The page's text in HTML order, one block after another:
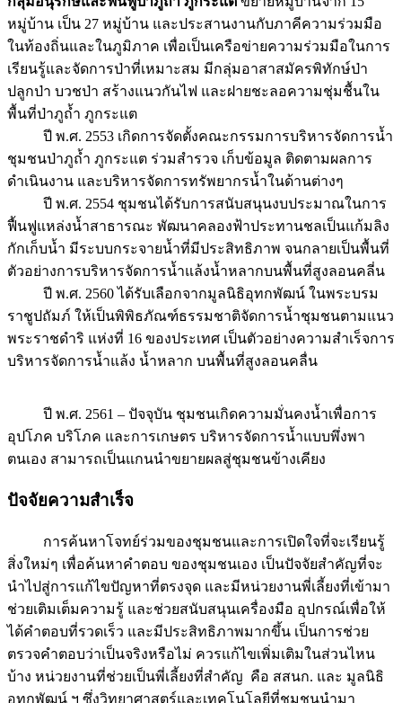
หมู่บ้าน เป็น 27 หมู่บ้าน และประสานงานกับภาคีความร่วมมือ
ในท้องถิ่นและในภูมิภาค เพื่อเป็นเครือข่ายความร่วมมือในการ
เรียนรู้และจัดการป่าที่เหมาะสม มีกลุ่มอาสาสมัครพิทักษ์ป่า
ปลูกป่า บวชป่า สร้างแนวกันไฟ และฝายชะลอความชุ่มชื้นใน
พื้นที่ป่าภูถ้ำ ภูกระแต
ปี พ.ศ. 2553 เกิดการจัดตั้งคณะกรรมการบริหารจัดการน้ำ
ชุมชนป่าภูถ้ำ ภูกระแต ร่วมสำรวจ เก็บข้อมูล ติดตามผลการ
ดำเนินงาน และบริหารจัดการทรัพยากรน้ำในด้านต่างๆ
ปี พ.ศ. 2554 ชุมชนได้รับการสนับสนุนงบประมาณในการ
ฟื้นฟูแหล่งน้ำสาธารณะ พัฒนาคลองฟ้าประทานชลเป็นแก้มลิง
กักเก็บน้ำ มีระบบกระจายน้ำที่มีประสิทธิภาพ จนกลายเป็นพื้นที่
ตัวอย่างการบริหารจัดการน้ำแล้งน้ำหลากบนพื้นที่สูงลอนคลี่น
ปี พ.ศ. 2560 ได้รับเลือกจากมูลนิธิอุทกพัฒน์ ในพระบรม
ราชูปถัมภ์ ให้เป็นพิพิธภัณฑ์ธรรมชาติจัดการน้ำชุมชนตามแนว
พระราชดำริ แห่งที่ 16 ของประเทศ เป็นตัวอย่างความสำเร็จการ
บริหารจัดการน้ำแล้ง น้ำหลาก บนพื้นที่สูงลอนคลื่น
ปี พ.ศ. 2561 – ปัจจุบัน ชุมชนเกิดความมั่นคงน้ำเพื่อการ
อุปโภค บริโภค และการเกษตร บริหารจัดการน้ำแบบพึ่งพา
ตนเอง สามารถเป็นแกนนำขยายผลสู่ชุมชนข้างเคียง
ปัจจัยความสำเร็จ
การค้นหาโจทย์ร่วมของชุมชนและการเปิดใจที่จะเรียนรู้
สิ่งใหม่ๆ เพื่อค้นหาคำตอบ ของชุมชนเอง เป็นปัจจัยสำคัญที่จะ
นำไปสู่การแก้ไขปัญหาที่ตรงจุด และมีหน่วยงานพี่เลี้ยงที่เข้ามา
ช่วยเติมเต็มความรู้ และช่วยสนับสนุนเครื่องมือ อุปกรณ์เพื่อให้
ได้คำตอบที่รวดเร็ว และมีประสิทธิภาพมากขึ้น เป็นการช่วย
ตรวจคำตอบว่าเป็นจริงหรือไม่ ควรแก้ไขเพิ่มเติมในส่วนไหน
บ้าง หน่วยงานที่ช่วยเป็นพี่เลี้ยงที่สำคัญ คือ สสนก. และ มูลนิธิ
อุทกพัฒน์ ฯ ซึ่งวิทยาศาสตร์และเทคโนโลยีที่ชุมชนนำมา